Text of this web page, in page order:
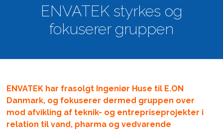
ENVATEK styrkes og
fokuserer gruppen
ENVATEK har frasolgt Ingeniør Huse til E.ON
Danmark, og fokuserer dermed gruppen over
mod afvikling af teknik- og entrepriseprojekter i
relation til vand, pharma og vedvarende